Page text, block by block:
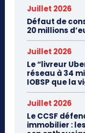
Juillet 2026
Défaut de
20 millions
Juillet 2026
Le “livreur
réseau à 34
IOBSP que la
Juillet 2026
Le CCSF
immobilier :